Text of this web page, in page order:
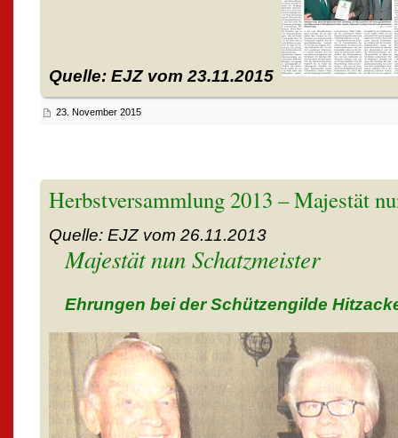
Quelle: EJZ vom 23.11.2015
23. November 2015
Herbstversammlung 2013 – Majestät
Quelle: EJZ vom 26.11.2013
Majestät nun Schatzmeister
Ehrungen bei der Schützengilde